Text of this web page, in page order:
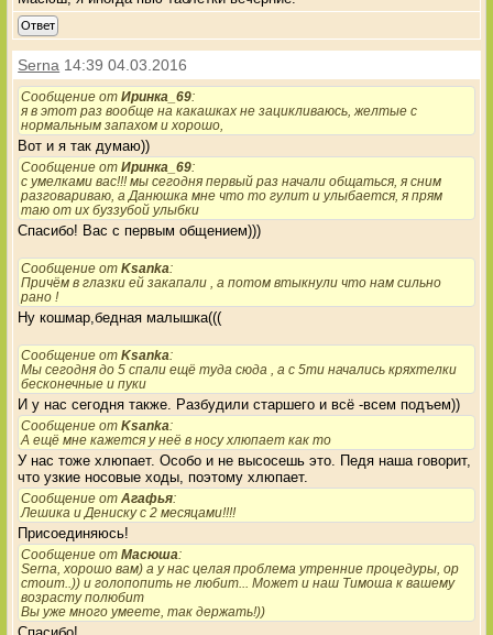
Ответ
Serna 14:39 04.03.2016
Сообщение отИринка_69:
я в этот раз вообще на какашках не зацикливаюсь, желтые с
нормальным запахом и хорошо,
Вот и я так думаю))
Сообщение отИринка_69:
с умелками вас!!! мы сегодня первый раз начали общаться, я сним
разговариваю, а Данюшка мне что то гулит и улыбается, я прям
таю от их буззубой улыбки
Спасибо! Вас с первым общением)))
Сообщение отKsanka:
Причём в глазки ей закапали , а потом втыкнули что нам сильно
рано !
Ну кошмар,бедная малышка(((
Сообщение отKsanka:
Мы сегодня до 5 спали ещё туда сюда , а с 5ти начались кряхтелки
бесконечные и пуки
И у нас сегодня также. Разбудили старшего и всё -всем подъем))
Сообщение отKsanka:
А ещё мне кажется у неё в носу хлюпает как то
У нас тоже хлюпает. Особо и не высосешь это. Педя наша говорит,
что узкие носовые ходы, поэтому хлюпает.
Сообщение от Агафья:
Лешика и Дениску с 2 месяцами!!!!
Присоединяюсь!
Сообщение отМасюша:
Serna, хорошо вам) а у нас целая проблема утренние процедуры, ор
стоит..)) и голопопить не любит... Может и наш Тимоша к вашему
возрасту полюбит
Вы уже много умеете, так держать!))